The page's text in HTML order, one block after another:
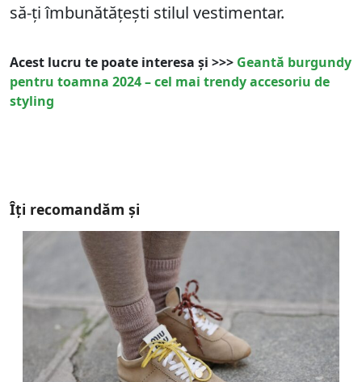
să-ți îmbunătățești stilul vestimentar.
Acest lucru te poate interesa și >>> Geantă burgundy
pentru toamna 2024 – cel mai trendy accesoriu de
styling
Îți recomandăm și